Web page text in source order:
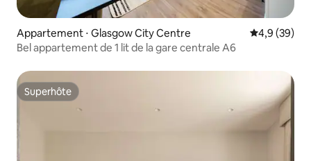
Appartement ⋅ Glasgow City Centre Évaluation
4,9 (39)
Bel appartement de 1 lit de la gare centrale A6
Superhôte
Superhôte